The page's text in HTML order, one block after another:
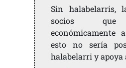
Sin halabelarris,
socios que
económicamente
esto no sería
halabelarri y apoya